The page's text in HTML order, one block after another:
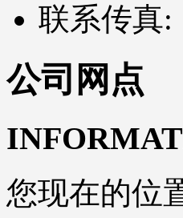
联系传真:
公司网点
您现在的位